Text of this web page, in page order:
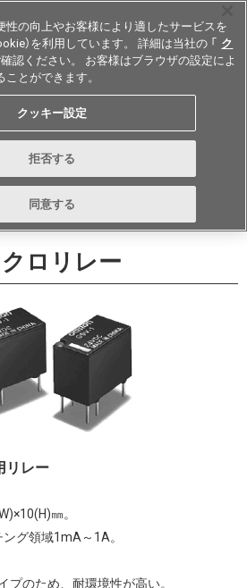
お問い合わせ
ロリレー
リレー
㎜。
グ領域1mA～1A。
プのため、耐環境性が高い。
性の向上やお客様により適したサービスを
）を利用しています。 詳細は当社の 「 ク
確認ください。 お客様はブラウザの設定によ
とができます。
クッキー設定
拒否する
同意する